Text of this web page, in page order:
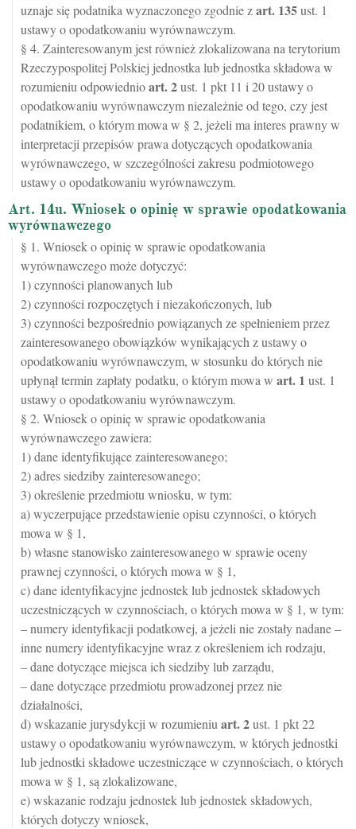
uznaje się podatnika wyznaczonego zgodnie zart. 135ust. 1
ustawy o opodatkowaniu wyrównawczym.
§ 4. Zainteresowanym jest również zlokalizowana na terytorium
Rzeczypospolitej Polskiej jednostka lub jednostka składowa w
rozumieniu odpowiednioart.2ust. 1 pkt 11 i 20 ustawy o
opodatkowaniu wyrównawczym niezależnie od tego, czy jest
podatnikiem, o którym mowa w § 2, jeżeli ma interes prawny w
interpretacji przepisów prawa dotyczących opodatkowania
wyrównawczego, w szczególności zakresu podmiotowego
ustawy o opodatkowaniu wyrównawczym.
Art. 14u. Wniosek o opinię w sprawie opodatkowania
wyrównawczego
§ 1. Wniosek o opinię w sprawie opodatkowania
wyrównawczego może dotyczyć:
1) czynności planowanych lub
2) czynności rozpoczętych i niezakończonych, lub
3) czynności bezpośrednio powiązanych ze spełnieniem przez
zainteresowanego obowiązków wynikających z ustawy o
opodatkowaniu wyrównawczym, w stosunku do których nie
upłynął termin zapłaty podatku, o którym mowa w art. 1 ust. 1
ustawy o opodatkowaniu wyrównawczym.
§ 2. Wniosek o opinię w sprawie opodatkowania
wyrównawczego zawiera:
1) dane identyfikujące zainteresowanego;
2) adres siedziby zainteresowanego;
3) określenie przedmiotu wniosku, w tym:
a) wyczerpujące przedstawienie opisu czynności, o których
mowa w § 1,
b) własne stanowisko zainteresowanego w sprawie oceny
prawnej czynności, o których mowa w § 1,
c) dane identyfikacyjne jednostek lub jednostek składowych
uczestniczących w czynnościach, o których mowa w § 1, w tym:
– numery identyfikacji podatkowej, a jeżeli nie zostały nadane –
inne numery identyfikacyjne wraz z określeniem ich rodzaju,
– dane dotyczące miejsca ich siedziby lub zarządu,
– dane dotyczące przedmiotu prowadzonej przez nie
działalności,
d) wskazanie jurysdykcji w rozumieniu art.2ust. 1 pkt 22
ustawy o opodatkowaniu wyrównawczym, w których jednostki
lub jednostki składowe uczestniczące w czynnościach, o których
mowa w § 1, są zlokalizowane,
e) wskazanie rodzaju jednostek lub jednostek składowych,
których dotyczy wniosek,